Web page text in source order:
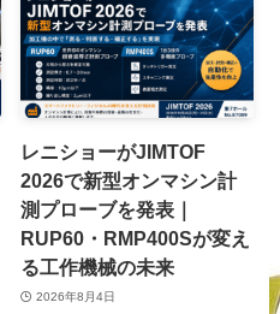
レニショーがJIMTOF
2026で新型オンマシン計
測プローブを発表｜
RUP60・RMP400Sが変え
る工作機械の未来
2026年8月4日